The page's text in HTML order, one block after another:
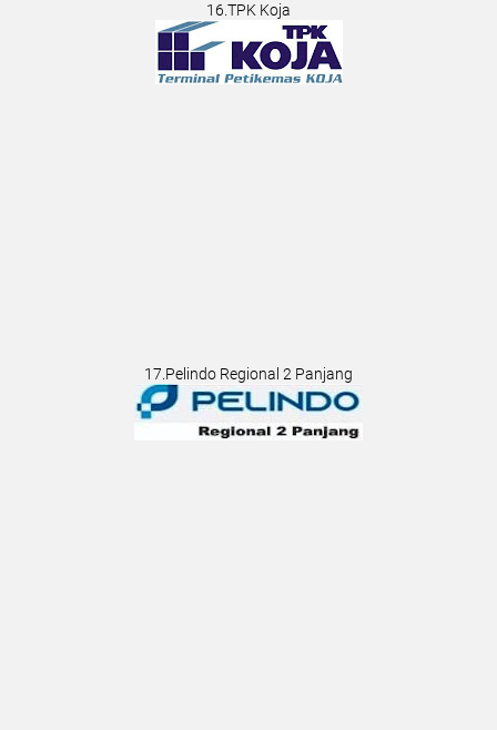
16.TPK Koja
17.Pelindo Regional 2 Panjang